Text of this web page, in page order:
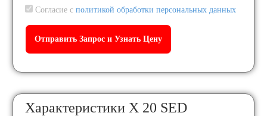
Согласие сполитикой обработки персональных данных
Характеристики X 20 SED